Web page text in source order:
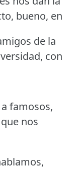
bueno, en
de la
con
famosos,
nos